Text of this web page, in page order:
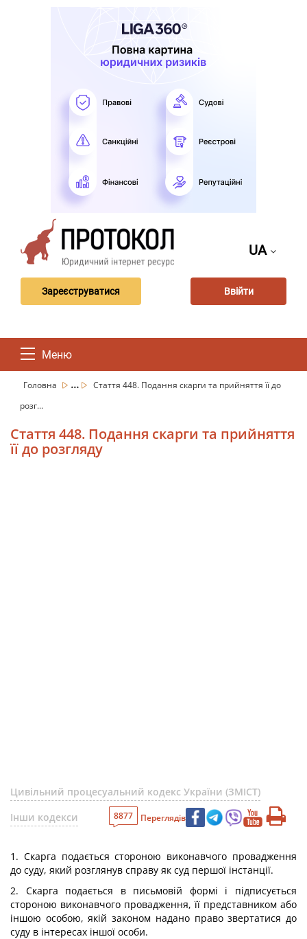
UA
Зареєструватися Ввійти
Меню
Головна ...
Стаття 448. Подання скарги та прийняття її до
розг...
Стаття 448. Подання скарги та прийняття
її до розгляду
Цивільний процесуальний кодекс України (ЗМІСТ)
Інши кодекси
8877 Переглядів
1. Скарга подається стороною виконавчого провадження
до суду, який розглянув справу як суд першої інстанції.
2. Скарга подається в письмовій формі і підписується
стороною виконавчого провадження, її представником або
іншою особою, якій законом надано право звертатися до
суду в інтересах іншої особи.